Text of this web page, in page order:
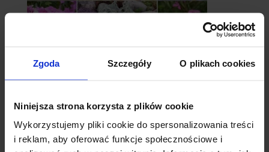
Zgoda Szczegóły O plikach cookies
Niniejsza strona korzysta z plików cookie
Wykorzystujemy pliki cookie do spersonalizowania treści
i reklam, aby oferować funkcje społecznościowe i